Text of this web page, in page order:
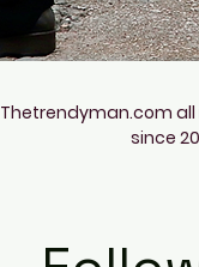
Thetrendyman.com
since